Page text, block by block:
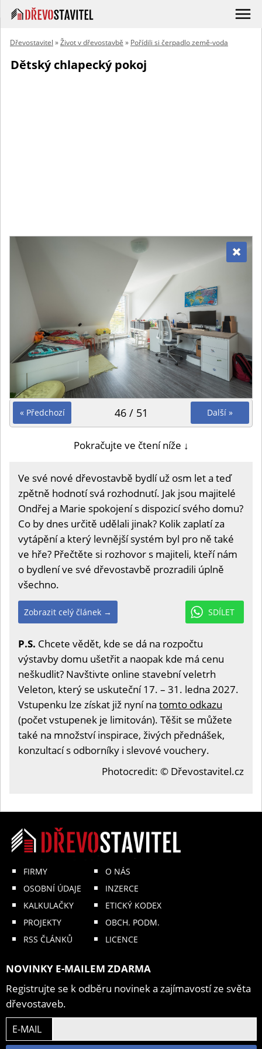
Dřevostavitel »Život v dřevostavbě » Pořídili si čerpadlo země-voda
Dětský chlapecký pokoj
« Předchozí Další »
46 / 51
Pokračujte ve čtení níže ↓
Ve své nové dřevostavbě bydlí už osm let a teď
zpětně hodnotí svá rozhodnutí. Jak jsou majitelé
Ondřej a Marie spokojení s dispozicí svého domu?
Co by dnes určitě udělali jinak? Kolik zaplatí za
vytápění a který levnější systém byl pro ně také
ve hře? Přečtěte si rozhovor s majiteli, kteří nám
o bydlení ve své dřevostavbě prozradili úplně
všechno.
SDÍLET
Zobrazit celý článek →
P.S. Chcete vědět, kde se dá na rozpočtu
výstavby domu ušetřit a naopak kde má cenu
neškudlit? Navštivte online stavební veletrh
Veleton, který se uskuteční 17. – 31. ledna 2027.
Vstupenku lze získat již nyní na tomto odkazu
(počet vstupenek je limitován). Těšit se můžete
také na množství inspirace, živých přednášek,
konzultací s odborníky i slevové vouchery.
Photocredit: © Dřevostavitel.cz
FIRMY
OSOBNÍ ÚDAJE
KALKULAČKY
PROJEKTY
RSS ČLÁNKŮ
O NÁS
INZERCE
ETICKÝ KODEX
OBCH. PODM.
LICENCE
NOVINKY E-MAILEM ZDARMA
Registrujte se k odběru novinek a zajímavostí ze světa
dřevostaveb.
E-MAIL